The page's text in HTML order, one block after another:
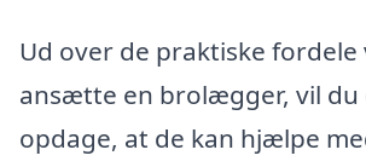
Ud over de praktiske fordele
ansætte en brolægger, vil du
opdage, at de kan hjælpe